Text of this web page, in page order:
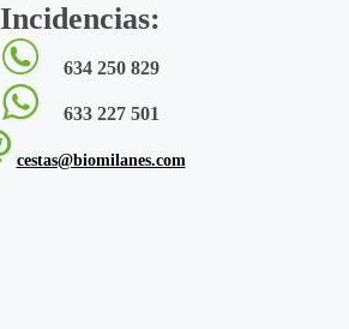
Incidencias:
634 250 829
633 227 501
cestas@biomilanes.com